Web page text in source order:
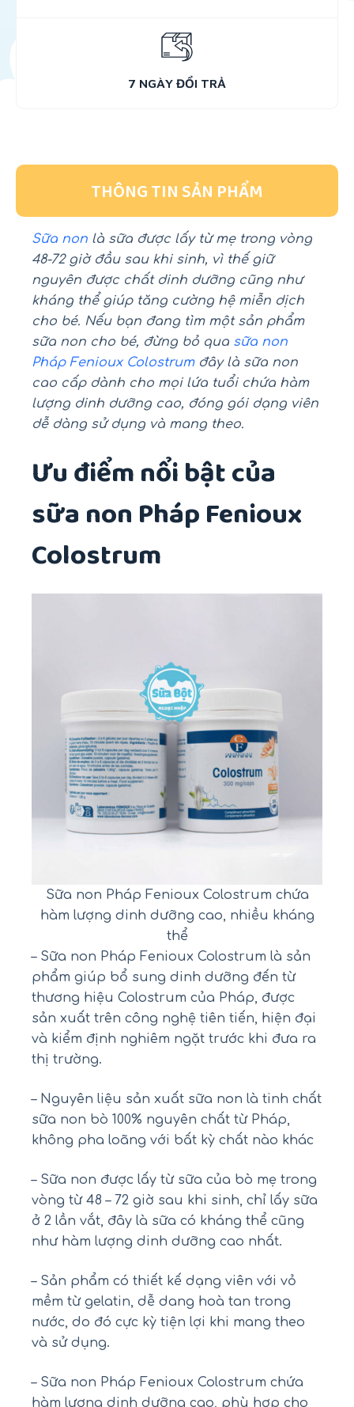
7 NGÀY ĐỔI TRẢ
THÔNG TIN SẢN PHẨM
Sữa non là sữa được lấy từ mẹ trong vòng
48-72 giờ đầu sau khi sinh, vì thế giữ
nguyên được chất dinh dưỡng cũng như
kháng thể giúp tăng cường hệ miễn dịch
cho bé. Nếu bạn đang tìm một sản phẩm
sữa non cho bé, đừng bỏ qua sữa non
Pháp Fenioux Colostrumđây là sữa non
cao cấp dành cho mọi lứa tuổi chứa hàm
lượng dinh dưỡng cao, đóng gói dạng viên
dễ dàng sử dụng và mang theo.
Ưu điểm nổi bật của
sữa non Pháp Fenioux
Colostrum
Sữa non Pháp Fenioux Colostrum chứa
hàm lượng dinh dưỡng cao, nhiều kháng
thể
– Sữa non Pháp Fenioux Colostrum là sản
phẩm giúp bổ sung dinh dưỡng đến từ
thương hiệu Colostrum của Pháp, được
sản xuất trên công nghệ tiên tiến, hiện đại
và kiểm định nghiêm ngặt trước khi đưa ra
thị trường.
– Nguyên liệu sản xuất sữa non là tinh chất
sữa non bò 100% nguyên chất từ Pháp,
không pha loãng với bất kỳ chất nào khác
– Sữa non được lấy từ sữa của bò mẹ trong
vòng từ 48 – 72 giờ sau khi sinh, chỉ lấy sữa
ở 2 lần vắt, đây là sữa có kháng thể cũng
như hàm lượng dinh dưỡng cao nhất.
– Sản phẩm có thiết kế dạng viên với vỏ
mềm từ gelatin, dễ dang hoà tan trong
nước, do đó cực kỳ tiện lợi khi mang theo
và sử dụng.
– Sữa non Pháp Fenioux Colostrum chứa
hàm lượng dinh dưỡng cao, phù hợp cho